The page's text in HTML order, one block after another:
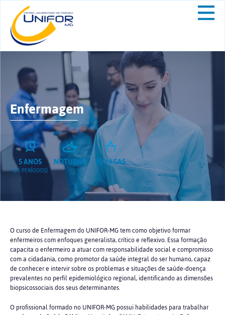
Enfermagem
5 ANOS
(10 PERÍODOS)
NOTURNO 45 VAGAS
O curso de Enfermagem do UNIFOR-MG tem como objetivo formar
enfermeiros com enfoques generalista, crítico e reflexivo. Essa formação
capacita o enfermeiro a atuar com responsabilidade social e compromisso
com a cidadania, como promotor da saúde integral do ser humano, capaz
de conhecer e intervir sobre os problemas e situações de saúde-doença
prevalentes no perfil epidemiológico regional, identificando as dimensões
biopsicossociais dos seus determinantes.
O profissional formado no UNIFOR-MG possui habilidades para trabalhar